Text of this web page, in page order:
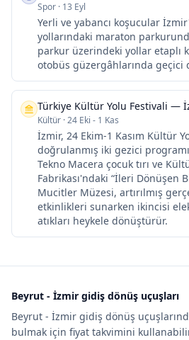
Spor · 13 Eyl
Yerli ve yabancı koşucular
yollarındaki maraton
parkur üzerindeki yollar etaplı
otobüs güzergâhlarında geçici
Türkiye Kültür Yolu Festivali —
Kültür ·24 Eki - 1 Kas
İzmir, 24 Ekim-1 Kasım Kültür
doğrulanmış iki gezici
Tekno Macera çocuk tırı ve
Fabrikası'ndaki “İleri Dönüşen
Mucitler Müzesi, artırılmış
etkinlikleri sunarken ikincisi
atıkları heykele dönüştürür.
Beyrut - İzmir gidiş dönüş uçuşları
Beyrut - İzmir gidiş dönüş
bulmak için fiyat takvimini